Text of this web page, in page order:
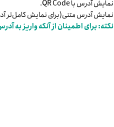
نمایش آدرس با QR Code.
نمایش آدرس متنی(برای نمایش کامل‌تر
نکته: برای اطمینان از آنکه واریز به